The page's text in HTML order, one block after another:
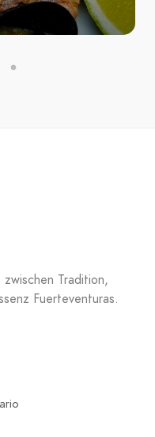
Tradition,
Fuerteventuras.